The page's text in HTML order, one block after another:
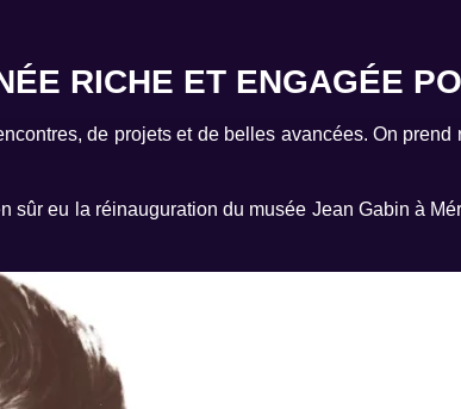
RICHE ET ENGAGÉE
de projets et de belles avancées. On
sûr eu la réinauguration du musée Jean Gabin à